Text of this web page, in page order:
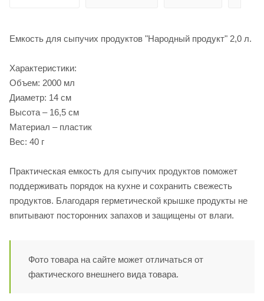
Емкость для сыпучих продуктов "Народный продукт" 2,0 л.
Характеристики:
Объем: 2000 мл
Диаметр: 14 см
Высота – 16,5 см
Материал – пластик
Вес: 40 г
Практическая емкость для сыпучих продуктов поможет
поддерживать порядок на кухне и сохранить свежесть
продуктов. Благодаря герметической крышке продукты не
впитывают посторонних запахов и защищены от влаги.
Фото товара на сайте может отличаться от
фактического внешнего вида товара.